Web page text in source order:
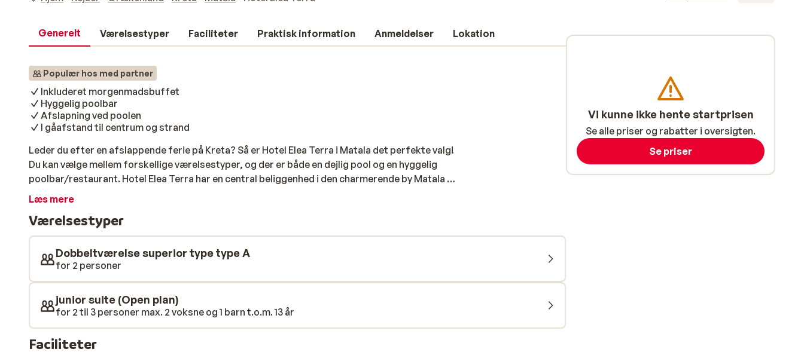
Generelt Værelsestyper Faciliteter Praktisk information Anmeldelser Lokation
Populær hos med partner
Inkluderet morgenmadsbuffet
Hyggelig poolbar
Afslapning ved poolen
I gåafstand til centrum og strand
Leder du efter en afslappende ferie på Kreta? Så er Hotel Elea Terra i Matala det perfekte valg!
Du kan vælge mellem forskellige værelsestyper, og der er både en dejlig pool og en hyggelig
poolbar/restaurant. Hotel Elea Terra har en central beliggenhed i den charmerende by Matala – i
gåafstand til stranden, restauranter og barer. Matala er kendt for sin smukke strand, sin
Læs mere
Værelsestyper
Dobbeltværelse superior type type A
for 2 personer
junior suite (Open plan)
for 2 til 3 personer max. 2 voksne og 1 barn t.o.m. 13 år
Faciliteter
Vi kunne ikke hente startprisen
Se alle priser og rabatter i oversigten.
Se priser